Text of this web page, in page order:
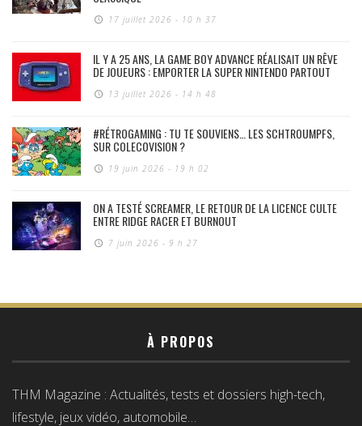
17 juillet 2026 - 10 h 37
IL Y A 25 ANS, LA GAME BOY ADVANCE RÉALISAIT UN RÊVE
DE JOUEURS : EMPORTER LA SUPER NINTENDO PARTOUT
13 juillet 2026 - 14 h 48
#RÉTROGAMING : TU TE SOUVIENS… LES SCHTROUMPFS,
SUR COLECOVISION ?
19 juin 2026 - 19 h 02
ON A TESTÉ SCREAMER, LE RETOUR DE LA LICENCE CULTE
ENTRE RIDGE RACER ET BURNOUT
7 juin 2026 - 9 h 27
À PROPOS
THM Magazine : Actualités, tests et dossiers high-tech,
lifestyle, jeux vidéo, automobile…